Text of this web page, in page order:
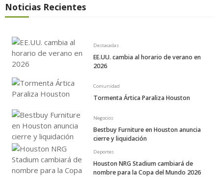
Noticias Recientes
Destacadas
EE.UU. cambia al horario de verano en
2026
Comunidad
Tormenta Ártica Paraliza Houston
Negocios
Bestbuy Furniture en Houston anuncia
cierre y liquidación
Deportes
Houston NRG Stadium cambiará de
nombre para la Copa del Mundo 2026